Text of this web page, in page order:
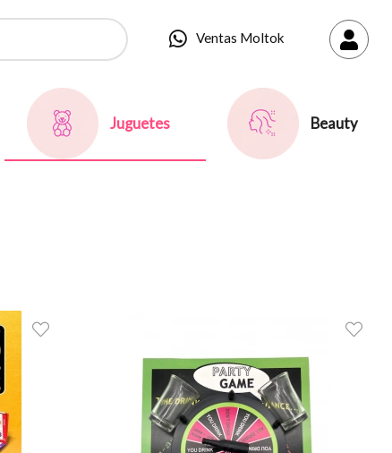
Ventas Moltok
Juguetes Beauty